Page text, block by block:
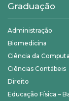
Graduação
Administração
Biomedicina
Ciência da
Ciências Contábeis
Direito
Educação Física –